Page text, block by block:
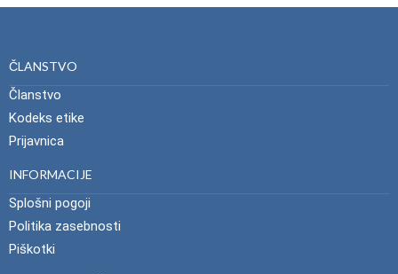
ČLANSTVO
Članstvo
Kodeks etike
Prijavnica
INFORMACIJE
Splošni pogoji
Politika zasebnosti
Piškotki